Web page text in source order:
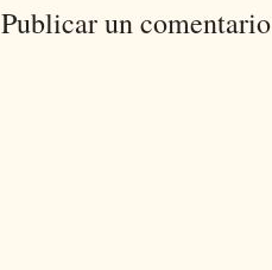
Publicar un comentario